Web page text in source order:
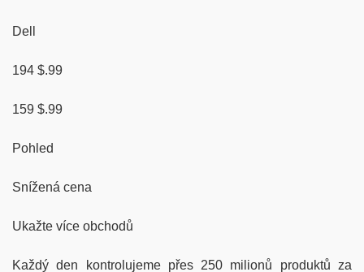
Dell
194 $.99
159 $.99
Pohled
Snížená cena
Ukažte více obchodů
Každý den kontrolujeme přes 250 milionů produktů za